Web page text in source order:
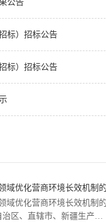
公告
标）招标公告
标）招标公告
域优化营商环境长效机制
域优化营商环境长效机制
治区、直辖市、新疆生产…